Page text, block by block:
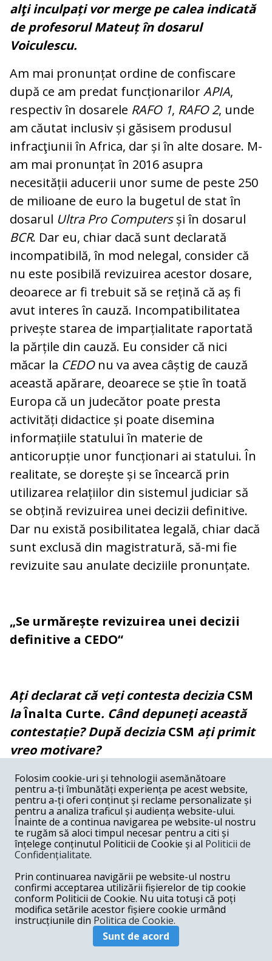
alţi inculpați vor merge pe calea indicată
de profesorul Mateuț în dosarul
Voiculescu.
Am mai pronunțat ordine de confiscare
după ce am predat funcționarilorAPIA,
respectiv în dosarele RAFO 1, RAFO 2, unde
am căutat inclusiv și găsisem produsul
infracţiunii în Africa, dar și în alte dosare. M-
am mai pronunțat în 2016 asupra
necesității aducerii unor sume de peste 250
de milioane de euro la bugetul de stat în
dosarul Ultra Pro Computersși în dosarul
BCR. Dar eu, chiar dacă sunt declarată
incompatibilă, în mod nelegal, consider că
nu este posibilă revizuirea acestor dosare,
deoarece ar fi trebuit să se rețină că aș fi
avut interes în cauză. Incompatibilitatea
privește starea de imparțialitate raportată
la părțile din cauză. Eu consider că nici
măcar la CEDOnu va avea câștig de cauză
această apărare, deoarece se știe în toată
Europa că un judecător poate presta
activități didactice și poate disemina
informațiile statului în materie de
anticorupție unor funcționari ai statului. În
realitate, se dorește și se încearcă prin
utilizarea relațiilor din sistemul judiciar să
se obțină revizuirea unei decizii definitive.
Dar nu există posibilitatea legală, chiar dacă
sunt exclusă din magistratură, să-mi fie
revizuite sau anulate deciziile pronunțate.
„Se urmărește revizuirea unei decizii
definitive a CEDO“
Ați declarat că veți contesta deciziaCSM
laÎnalta Curte. Când depuneți această
contestație? După deciziaCSM ați primit
vreo motivare?
Eu aștept să-mi parvină această motivare în
cel mai scurt timp, care să nu se depășească
cele 20 de zile. Voi cere și eu urgentarea și
voi depune laÎCCJcontestația, deoarece
este clar că se urmărește revizuirea unei
decizii definitive a CEDO
și nu trebuie să
lăsăm să planeze nici această suspiciune
asupra judecătorilor care diseminează
informații la standarde academice
recunoscute internațional că pot fi
Folosim cookie-uri și tehnologii asemănătoare
pentru a-ți îmbunătăți experiența pe acest website,
pentru a-ți oferi conținut și reclame personalizate și
pentru a analiza traficul și audiența website-ului.
Înainte de a continua navigarea pe website-ul nostru
te rugăm să aloci timpul necesar pentru a citi și
înțelege conținutul Politicii de Cookie și al Politicii de
Confidențialitate.
Prin continuarea navigării pe website-ul nostru
confirmi acceptarea utilizării fișierelor de tip cookie
conform Politicii de Cookie. Nu uita totuși că poți
modifica setările acestor fișiere cookie urmând
instrucțiunile din Politica de Cookie.
Sunt de acord